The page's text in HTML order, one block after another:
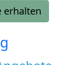
erhalten